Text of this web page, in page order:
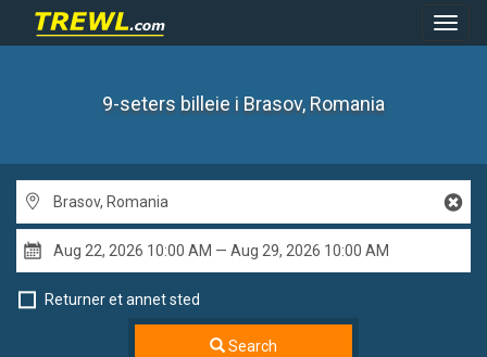
9-seters billeie i Brasov, Romania
Returner et annet sted
Search